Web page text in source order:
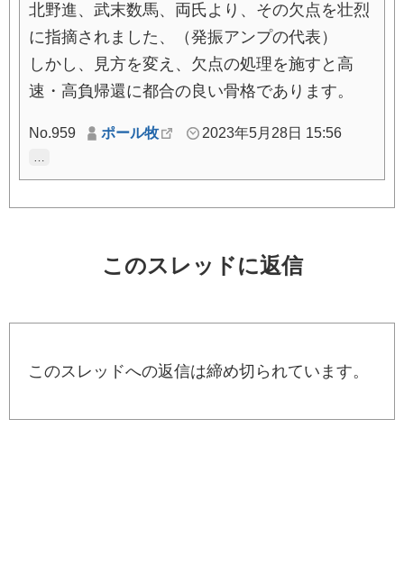
北野進、武末数馬、両氏より、その欠点を壮烈
に指摘されました、（発振アンプの代表）
しかし、見方を変え、欠点の処理を施すと高
速・高負帰還に都合の良い骨格であります。
No.959 ポール牧 2023年5月28日 15:56
…
このスレッドに返信
このスレッドへの返信は締め切られています。